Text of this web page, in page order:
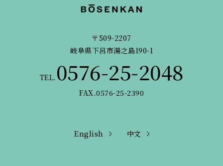
〒509-2207
岐阜県下呂市湯之島190-1
TEL. 0576-25-2048
FAX.0576-25-2390
English 中文